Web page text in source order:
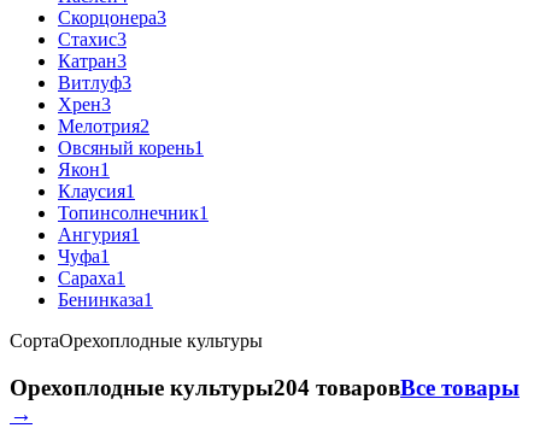
Скорцонера3
Стахис3
Катран3
Витлуф3
Хрен3
Мелотрия2
Овсяный корень1
Якон1
Клаусия1
Топинсолнечник1
Ангурия1
Чуфа1
Сараха1
Бенинказа1
СортаОрехоплодные культуры
Орехоплодные культуры204 товаровВсе товары
→